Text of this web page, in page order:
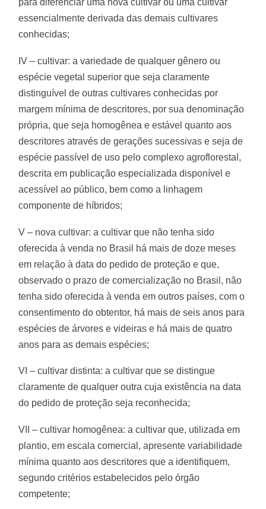
essencialmente derivada das demais cultivares
conhecidas;
IV – cultivar: a variedade de qualquer gênero ou
espécie vegetal superior que seja claramente
distinguível de outras cultivares conhecidas por
margem mínima de descritores, por sua denominação
própria, que seja homogênea e estável quanto aos
descritores através de gerações sucessivas e seja de
espécie passível de uso pelo complexo agroflorestal,
descrita em publicação especializada disponível e
acessível ao público, bem como a linhagem
componente de híbridos;
V – nova cultivar: a cultivar que não tenha sido
oferecida à venda no Brasil há mais de doze meses
em relação à data do pedido de proteção e que,
observado o prazo de comercialização no Brasil, não
tenha sido oferecida à venda em outros países, com o
consentimento do obtentor, há mais de seis anos para
espécies de árvores e videiras e há mais de quatro
anos para as demais espécies;
VI – cultivar distinta: a cultivar que se distingue
claramente de qualquer outra cuja existência na data
do pedido de proteção seja reconhecida;
VII – cultivar homogênea: a cultivar que, utilizada em
plantio, em escala comercial, apresente variabilidade
mínima quanto aos descritores que a identifiquem,
segundo critérios estabelecidos pelo órgão
competente;